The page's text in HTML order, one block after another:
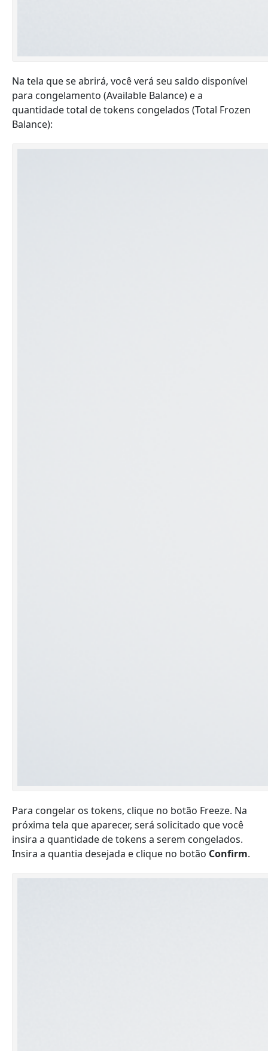
Na tela que se abrirá, você verá seu saldo disponível
para congelamento (Available Balance) e a
quantidade total de tokens congelados (Total Frozen
Balance):
Para congelar os tokens, clique no botão Freeze. Na
próxima tela que aparecer, será solicitado que você
insira a quantidade de tokens a serem congelados.
Insira a quantia desejada e clique no botão Confirm.